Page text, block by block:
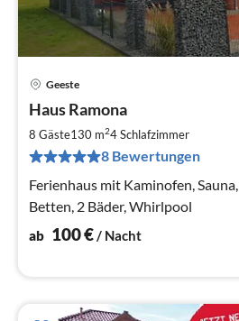
Geeste
Haus Ramona
8 Gäste130 m24Schlafzimmer
8 Bewertungen
Ferienhaus mit Kaminofen,
Betten, 2 Bäder, Whirlpool
ab 100€/ Nacht